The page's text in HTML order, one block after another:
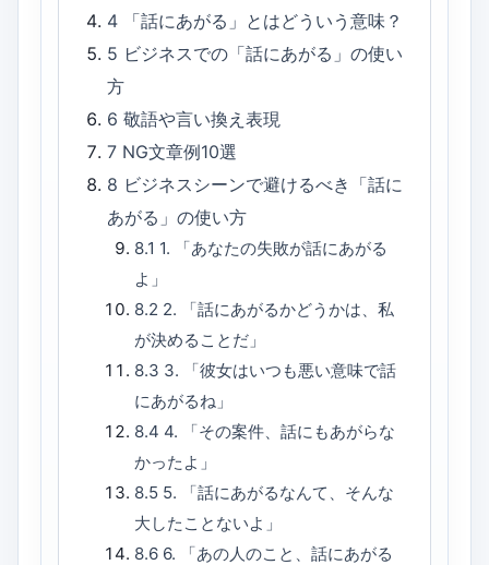
4
「話にあがる」とはどういう意味？
5 ビジネスでの「話にあがる」の使い
方
6敬語や言い換え表現
7 NG文章例10選
8 ビジネスシーンで避けるべき「話に
あがる」の使い方
8.1 1. 「あなたの失敗が話にあがる
よ」
8.2 2. 「話にあがるかどうかは、私
が決めることだ」
8.3 3. 「彼女はいつも悪い意味で話
にあがるね」
8.4 4. 「その案件、話にもあがらな
かったよ」
8.5 5. 「話にあがるなんて、そんな
大したことないよ」
8.6 6. 「あの人のこと、話にあがる